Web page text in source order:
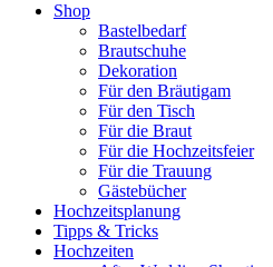
Shop
Bastelbedarf
Brautschuhe
Dekoration
Für den Bräutigam
Für den Tisch
Für die Braut
Für die Hochzeitsfeier
Für die Trauung
Gästebücher
Hochzeitsplanung
Tipps & Tricks
Hochzeiten